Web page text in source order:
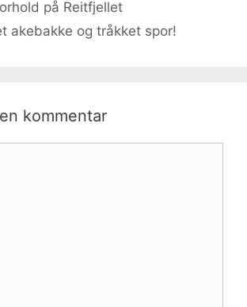
på Reitfjellet
akebakke og tråkket spor!
kommentar